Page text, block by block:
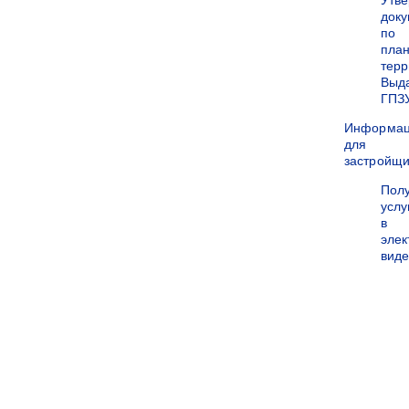
по
для
в
виде